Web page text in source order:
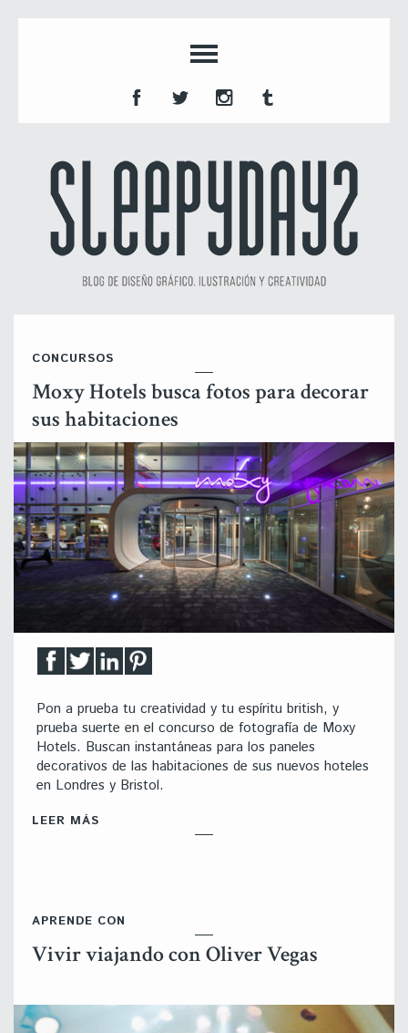
CONCURSOS
Moxy Hotels busca fotos para decorar
sus habitaciones
Pon a prueba tu creatividad y tu espíritu british, y
prueba suerte en el concurso de fotografía de Moxy
Hotels. Buscan instantáneas para los paneles
decorativos de las habitaciones de sus nuevos hoteles
en Londres y Bristol.
LEER MÁS
APRENDE CON
Vivir viajando con Oliver Vegas